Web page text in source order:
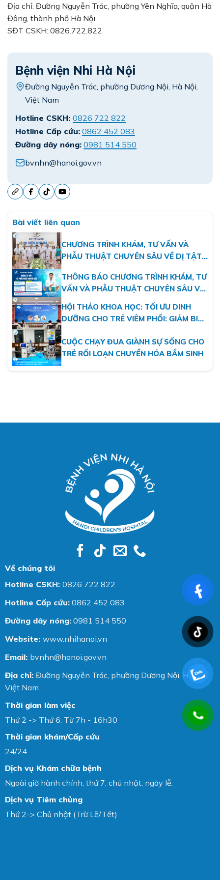
Địa chỉ: Đường Nguyễn Trác, phường Yên Nghĩa, quận Hà
Đông, thành phố Hà Nội
SĐT CSKH: 0826.722.822
Bệnh viện Nhi Hà Nội
Đường Nguyễn Trác, phường Dương Nội, Hà Nội,
Việt Nam
Hotline CSKH: 0826 722 822
Hotline Cấp cứu: 0862 452 083
Đường dây nóng: 0981 514 550
bvnhn@hanoi.gov.vn
Bài viết liên quan
CHƯƠNG TRÌNH KHÁM, TƯ VẤN VÀ
PHẪU THUẬT CHUYÊN SÂU VỀ DỊ TẬT
HÌNH TẠI BỆNH VIỆN NHI HÀ NỘI
THÔNG BÁO CHƯƠNG TRÌNH KHÁM, TƯ
VẤN VÀ PHẪU THUẬT CHUYÊN SÂU VỀ
DỊ TẬT BẨM SINH CHI THỂ VÀ VI PHẪU
TẠO HÌNH
HỘI THẢO KHOA HỌC: TỐI ƯU DINH
DƯỠNG CHO TRẺ VIÊM PHỔI: GIẢM BIẾN
CUỘC CHẠY ĐUA GIÀNH SỰ SỐNG CHO
TRẺ RỐI LOẠN CHUYỂN HÓA BẨM SINH
Về chúng tôi
Hotline CSKH: 0826 722 822
Hotline Cấp cứu: 0862 452 083
Đường dây nóng: 0981 514 550
Website: www.nhihanoi.vn
Email: bvnhn@hanoi.gov.vn
Địa chỉ: Đường Nguyễn Trác, phường Dương Nội, Hà Nội,
Việt Nam
Thời gian làm việc
Thứ 2 -> Thứ 6: Từ 7h - 16h30
Thời gian khám/Cấp cứu
24/24
Dịch vụ Khám chữa bệnh
Ngoài giờ hành chính, thứ 7, chủ nhật, ngày lễ.
Dịch vụ Tiêm chủng
Thứ 2-> Chủ nhật (Trừ Lễ/Tết)